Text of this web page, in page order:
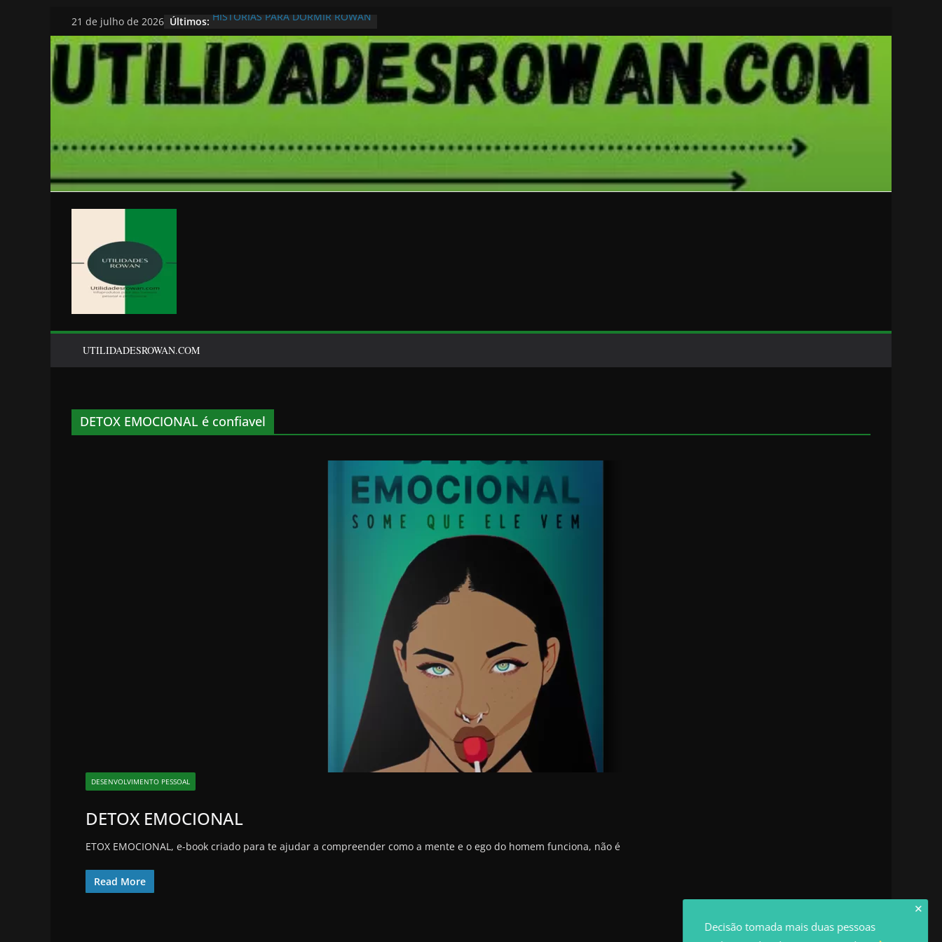
Pular
para
o
conteúdo
21 de julho de 2026 Últimos: HISTORIAS PARA DORMIR ROWAN
UTILIDADESROWAN.COM
DETOX EMOCIONAL é confiavel
DESENVOLVIMENTO PESSOAL
DETOX EMOCIONAL
ETOX EMOCIONAL, e-book criado para te ajudar a compreender como a mente e o ego do homem funciona, não é
Read More
✕
Decisão tomada mais duas pessoas